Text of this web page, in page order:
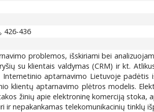
426-436
problemos, išskiriami bei
su klientais valdymas (CRM) ir kt.
aptarnavimo Lietuvoje padėtis
klientų aptarnavimo plėtros modelis.
žinių apie elektroninę komerciją
nepakankamas telekomunikacinių tinklų